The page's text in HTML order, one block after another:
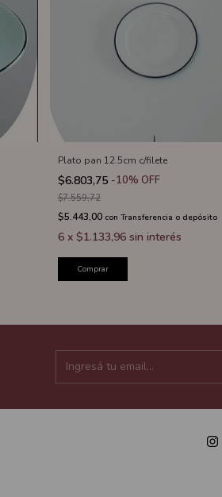
Plato pan 12.5cm c/filete
$6.803,75 -10% OFF
$7.559,72
$5.443,00 con Transferencia o depósito
6 x $1.133,96 sin interés
Comprar